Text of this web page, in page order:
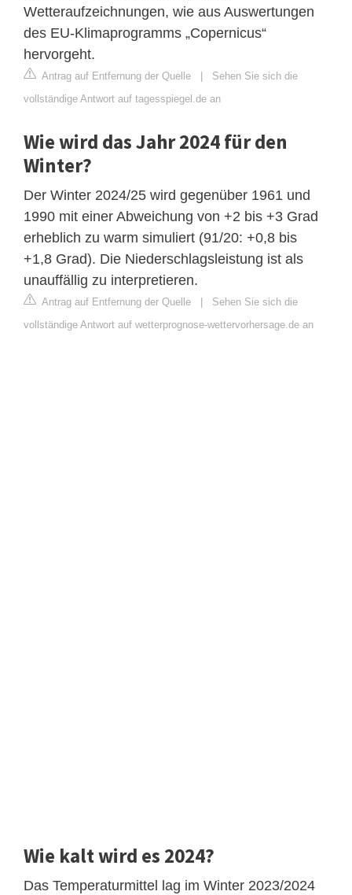
Wetteraufzeichnungen, wie aus Auswertungen
des EU-Klimaprogramms „Copernicus“
hervorgeht.
Antrag auf Entfernung der Quelle | Sehen Sie sich die
vollständige Antwort auf tagesspiegel.de an
Wie wird das Jahr 2024 für den
Winter?
Der Winter 2024/25 wird gegenüber 1961 und
1990 mit einer Abweichung von +2 bis +3 Grad
erheblich zu warm simuliert (91/20: +0,8 bis
+1,8 Grad). Die Niederschlagsleistung ist als
unauffällig zu interpretieren.
Antrag auf Entfernung der Quelle | Sehen Sie sich die
vollständige Antwort auf wetterprognose-wettervorhersage.de an
Wie kalt wird es 2024?
Das Temperaturmittel lag im Winter 2023/2024